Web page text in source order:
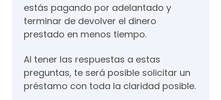
estás pagando por adelantado y
terminar de devolver el dinero
prestado en menos tiempo.
Al tener las respuestas a estas
preguntas, te será posible solicitar un
préstamo con toda la claridad posible.